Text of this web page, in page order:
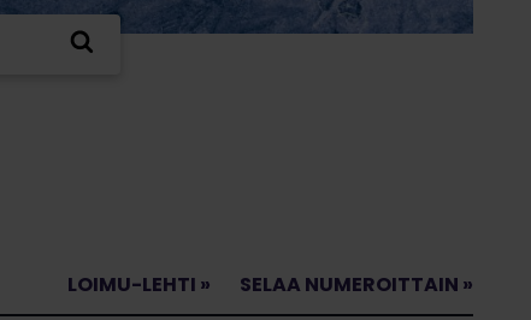
LOIMU-LEHTI » SELAA NUMEROITTAIN »